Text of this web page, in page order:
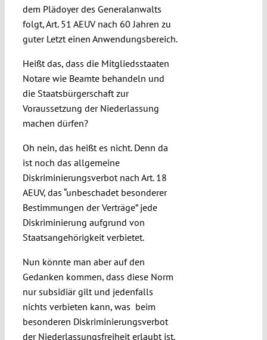
dem Plädoyer des Generalanwalts
folgt, Art. 51 AEUV nach 60 Jahren zu
guter Letzt einen Anwendungsbereich.
Heißt das, dass die Mitgliedsstaaten
Notare wie Beamte behandeln und
die Staatsbürgerschaft zur
Voraussetzung der Niederlassung
machen dürfen?
Oh nein, das heißt es nicht. Denn da
ist noch das allgemeine
Diskriminierungsverbot nach Art. 18
AEUV, das “unbeschadet besonderer
Bestimmungen der Verträge” jede
Diskriminierung aufgrund von
Staatsangehörigkeit verbietet.
Nun könnte man aber auf den
Gedanken kommen, dass diese Norm
nur subsidiär gilt und jedenfalls
nichts verbieten kann, was beim
besonderen Diskriminierungsverbot
der Niederlassungsfreiheit erlaubt ist.